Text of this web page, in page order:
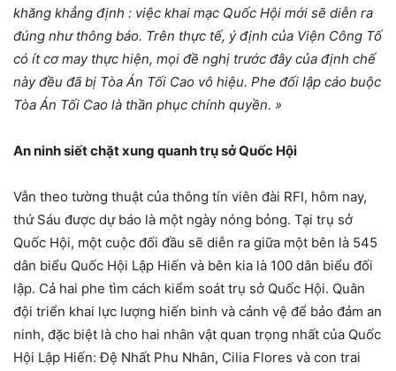
khăng khẳng định : việc khai mạc Quốc Hội mới sẽ diễn ra
đúng như thông báo. Trên thực tế, ý định của Viện Công Tố
có ít cơ may thực hiện, mọi đề nghị trước đây của định chế
này đều đã bị Tòa Án Tối Cao vô hiệu. Phe đối lập cáo buộc
Tòa Án Tối Cao là thần phục chính quyền. »
An ninh siết chặt xung quanh trụ sở Quốc Hội
Vẫn theo tường thuật của thông tín viên đài RFI, hôm nay,
thứ Sáu được dự báo là một ngày nóng bỏng. Tại trụ sở
Quốc Hội, một cuộc đối đầu sẽ diễn ra giữa một bên là 545
dân biểu Quốc Hội Lập Hiến và bên kia là 100 dân biểu đối
lập. Cả hai phe tìm cách kiểm soát trụ sở Quốc Hội. Quân
đội triển khai lực lượng hiến binh và cảnh vệ để bảo đảm an
ninh, đặc biệt là cho hai nhân vật quan trọng nhất của Quốc
Hội Lập Hiến: Đệ Nhất Phu Nhân, Cilia Flores và con trai